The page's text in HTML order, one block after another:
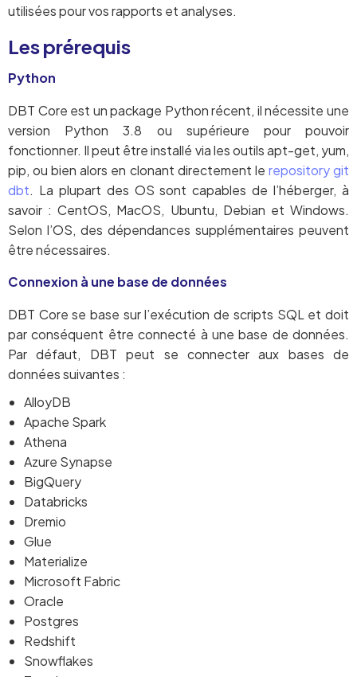
utilisées pour vos rapports et analyses.
Les prérequis
Python
DBT Core est un package Python récent, il nécessite une
version Python 3.8 ou supérieure pour pouvoir
fonctionner. Il peut être installé via les outils apt-get, yum,
pip, ou bien alors en clonant directement le repository git
dbt. La plupart des OS sont capables de l’héberger, à
savoir : CentOS, MacOS, Ubuntu, Debian et Windows.
Selon l’OS, des dépendances supplémentaires peuvent
être nécessaires.
Connexion à une base de données
DBT Core se base sur l’exécution de scripts SQL et doit
par conséquent être connecté à une base de données.
Par défaut, DBT peut se connecter aux bases de
données suivantes :
AlloyDB
Apache Spark
Athena
Azure Synapse
BigQuery
Databricks
Dremio
Glue
Materialize
Microsoft Fabric
Oracle
Postgres
Redshift
Snowflakes